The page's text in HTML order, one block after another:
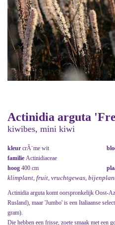
Actinidia arguta
kiwibes, mini kiwi
kleur crÃ¨me wit
familie Actinidiaceae
hoog 400 cm
klimplant, fruit, vruchtgewas,
Actinidia arguta komt oorspronkelijk Oost-
Rusland), maar 'Jumbo' is een Italiaanse
gram).
Die hebben een frisse, zoete smaak met een